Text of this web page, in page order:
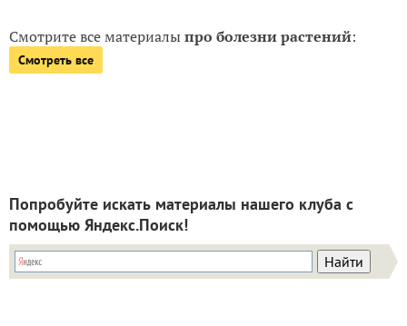
Смотрите все материалыпро болезни растений:
Смотреть все
Попробуйте искать материалы нашего клуба с
помощью Яндекс.Поиск!